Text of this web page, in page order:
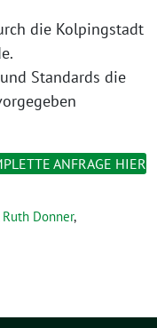
die Kolpingstadt
Standards die
ANFRAGE HIER
Ruth Donner,